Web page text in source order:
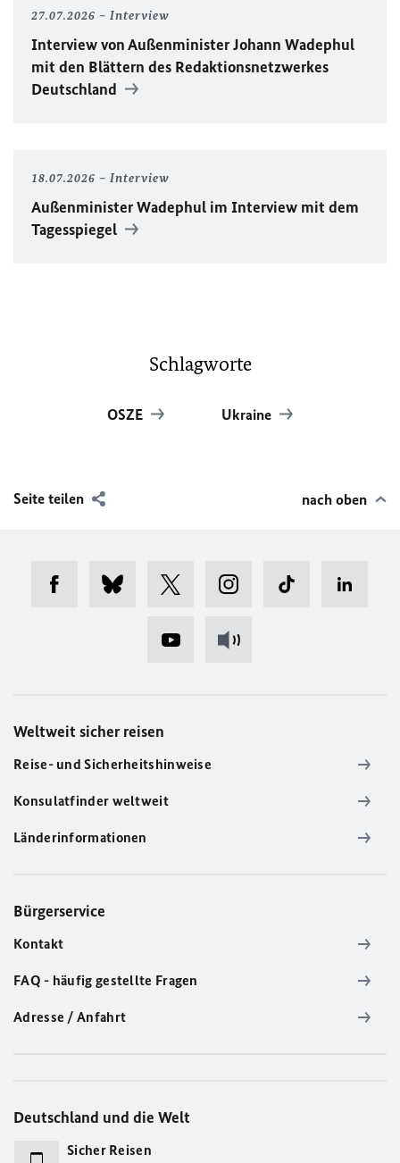
27.07.2026 Interview
Interview von Außenminister Johann Wadephul
mit den Blättern des Redaktionsnetzwerkes
Deutschland
18.07.2026 Interview
Außenminister Wadephul im Interview mit dem
Tagesspiegel
Schlagworte
OSZE Ukraine
Seite teilen nach oben
Weltweit sicher reisen
Reise- und Sicherheitshinweise
Konsulatfinder weltweit
Länderinformationen
Bürgerservice
Kontakt
FAQ - häufig gestellte Fragen
Adresse / Anfahrt
Deutschland und die Welt
Sicher Reisen